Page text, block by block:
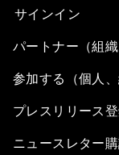
サインイン
パートナー（組
参加する（個人、
プレスリリース
ニュースレター